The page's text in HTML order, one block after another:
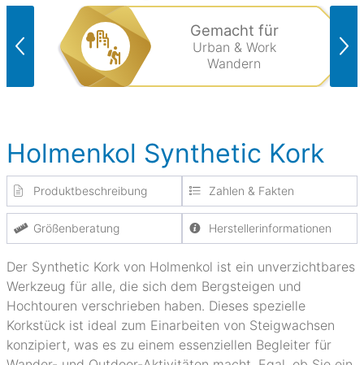
Gemacht für
Urban & Work
Wandern
Holmenkol Synthetic Kork
Produktbeschreibung Zahlen & Fakten
Größenberatung Herstellerinformationen
Der Synthetic Kork von Holmenkol ist ein unverzichtbares
Werkzeug für alle, die sich dem Bergsteigen und
Hochtouren verschrieben haben. Dieses spezielle
Korkstück ist ideal zum Einarbeiten von Steigwachsen
konzipiert, was es zu einem essenziellen Begleiter für